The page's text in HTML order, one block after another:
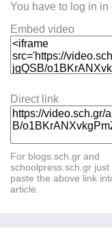
You have to log in
Embed video
Direct link
For blogs.sch.gr and
schoolpress.sch.gr just
paste the above link
article.